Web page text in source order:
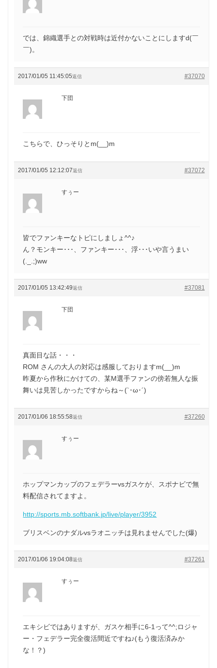
では、錦織選手との対戦時は近付かないことにしますd(￣
￣)。
2017/01/05 11:45:05 #37070
返信
下団
こちらで、ひっそりとm(__)m
2017/01/05 12:12:07 #37072
返信
すぅー
皆でファンキーなトピにしましょ^^♪
ん？モンキー･･･、ファンキー･･･、浮･･･いや言うまい
(._.;)ww
2017/01/05 13:42:49 #37081
返信
下団
真面目な話・・・
ROM さんの大人の対応は感服しておりますm(__)m
昨夏から作秋にかけての、某M選手ファンの傍若無人な振
舞いは見苦しかったですからね～(`･ω･´)
2017/01/06 18:55:58 #37260
返信
すぅー
ホップマンカップのフェデラーvsガスケが、スポナビで無
料配信されてますよ。
http://sports.mb.softbank.jp/live/player/3952
ブリスベンのナダルvsラオニッチは見れませんでした(爆)
2017/01/06 19:04:08 #37261
返信
すぅー
エキシビではありますが、ガスケ相手に6-1って^^;ロジャ
ー・フェデラー完全復活間近ですね♪(もう復活済みか
な！？)